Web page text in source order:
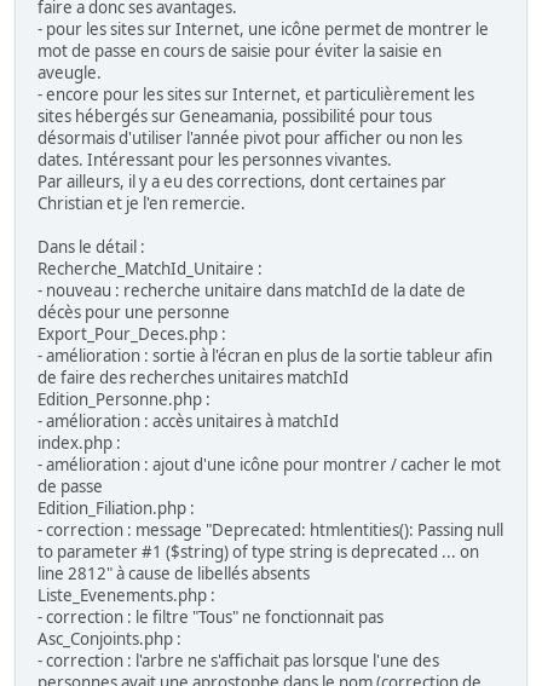
faire a donc ses avantages.
- pour les sites sur Internet, une icône permet de montrer le
mot de passe en cours de saisie pour éviter la saisie en
aveugle.
- encore pour les sites sur Internet, et particulièrement les
sites hébergés sur Geneamania, possibilité pour tous
désormais d'utiliser l'année pivot pour afficher ou non les
dates. Intéressant pour les personnes vivantes.
Par ailleurs, il y a eu des corrections, dont certaines par
Christian et je l'en remercie.
Dans le détail :
Recherche_MatchId_Unitaire :
- nouveau : recherche unitaire dans matchId de la date de
décès pour une personne
Export_Pour_Deces.php :
- amélioration : sortie à l'écran en plus de la sortie tableur afin
de faire des recherches unitaires matchId
Edition_Personne.php :
- amélioration : accès unitaires à matchId
index.php :
- amélioration : ajout d'une icône pour montrer / cacher le mot
de passe
Edition_Filiation.php :
- correction : message "Deprecated: htmlentities(): Passing null
to parameter #1 ($string) of type string is deprecated ... on
line 2812" à cause de libellés absents
Liste_Evenements.php :
- correction : le filtre "Tous" ne fonctionnait pas
Asc_Conjoints.php :
- correction : l'arbre ne s'affichait pas lorsque l'une des